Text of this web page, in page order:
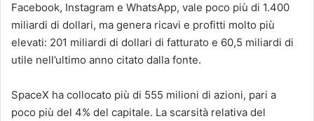
Facebook, Instagram e WhatsApp, vale poco più di 1.400
miliardi di dollari, ma genera ricavi e profitti molto più
elevati: 201 miliardi di dollari di fatturato e 60,5 miliardi di
utile nell’ultimo anno citato dalla fonte.
SpaceX ha collocato più di 555 milioni di azioni, pari a
poco più del 4% del capitale. La scarsità relativa del